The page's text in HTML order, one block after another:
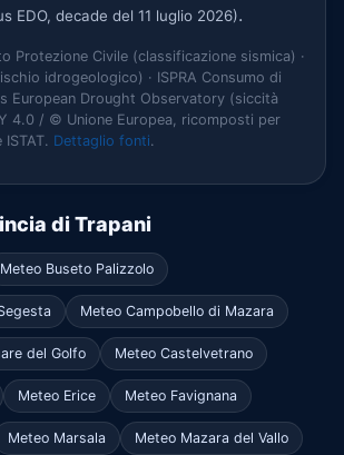
EDO, decade del 11 luglio 2026).
Protezione Civile (classificazione sismica) ·
idrogeologico) · ISPRA Consumo di
European Drought Observatory (siccità
4.0 / © Unione Europea, ricomposti per
Dettaglio fonti.
di Trapani
Meteo Buseto Palizzolo
Meteo Campobello di Mazara
del Golfo Meteo Castelvetrano
Meteo Erice Meteo Favignana
Meteo Marsala Meteo Mazara del Vallo